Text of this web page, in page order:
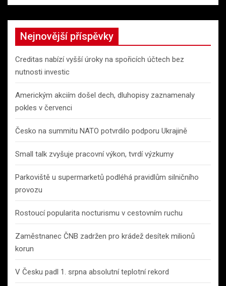
Nejnovější příspěvky
Creditas nabízí vyšší úroky na spořicích účtech bez
nutnosti investic
Americkým akciím došel dech, dluhopisy zaznamenaly
pokles v červenci
Česko na summitu NATO potvrdilo podporu Ukrajině
Small talk zvyšuje pracovní výkon, tvrdí výzkumy
Parkoviště u supermarketů podléhá pravidlům silničního
provozu
Rostoucí popularita nocturismu v cestovním ruchu
Zaměstnanec ČNB zadržen pro krádež desítek milionů
korun
V Česku padl 1. srpna absolutní teplotní rekord